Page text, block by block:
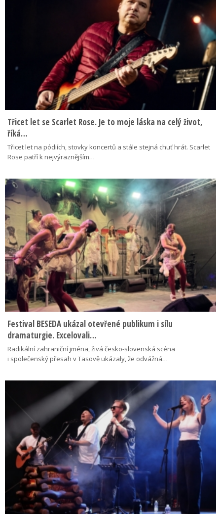
Třicet let se Scarlet Rose. Je to moje láska na celý život,
říká…
Třicet let na pódiích, stovky koncertů a stále stejná chuť hrát. Scarlet
Rose patří k nejvýraznějším…
Festival BESEDA ukázal otevřené publikum i sílu
dramaturgie. Excelovali…
Radikální zahraniční jména, živá česko-slovenská scéna
i společenský přesah v Tasově ukázaly, že odvážná…